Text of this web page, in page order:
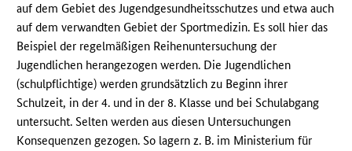
auf dem Gebiet des Jugendgesundheitsschutzes und etwa auch
auf dem verwandten Gebiet der Sportmedizin. Es soll hier das
Beispiel der regelmäßigen Reihenuntersuchung der
Jugendlichen herangezogen werden. Die Jugendlichen
(schulpflichtige) werden grundsätzlich zu Beginn ihrer
Schulzeit, in der 4. und in der 8. Klasse und bei Schulabgang
untersucht. Selten werden aus diesen Untersuchungen
Konsequenzen gezogen. So lagern z. B. im Ministerium für